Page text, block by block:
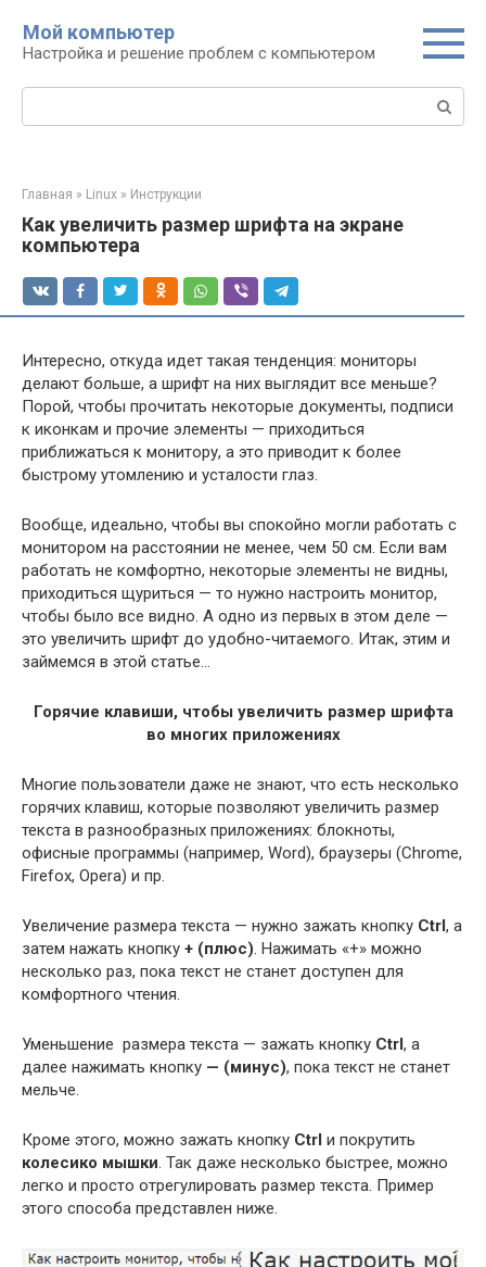
контенту
Мой компьютер
Настройка и решение проблем с компьютером
Поиск:
Главная » Linux » Инструкции
Как увеличить размер шрифта на экране
компьютера
Интересно, откуда идет такая тенденция: мониторы
делают больше, а шрифт на них выглядит все меньше?
Порой, чтобы прочитать некоторые документы, подписи
к иконкам и прочие элементы — приходиться
приближаться к монитору, а это приводит к более
быстрому утомлению и усталости глаз.
Вообще, идеально, чтобы вы спокойно могли работать с
монитором на расстоянии не менее, чем 50 см. Если вам
работать не комфортно, некоторые элементы не видны,
приходиться щуриться — то нужно настроить монитор,
чтобы было все видно. А одно из первых в этом деле —
это увеличить шрифт до удобно-читаемого. Итак, этим и
займемся в этой статье…
Горячие клавиши, чтобы увеличить размер шрифта
во многих приложениях
Многие пользователи даже не знают, что есть несколько
горячих клавиш, которые позволяют увеличить размер
текста в разнообразных приложениях: блокноты,
офисные программы (например, Word), браузеры (Chrome,
Firefox, Opera) и пр.
Увеличение размера текста — нужно зажать кнопку Ctrl, а
затем нажать кнопку + (плюс). Нажимать «+» можно
несколько раз, пока текст не станет доступен для
комфортного чтения.
Уменьшение размера текста — зажать кнопку Ctrl, а
далее нажимать кнопку — (минус), пока текст не станет
мельче.
Кроме этого, можно зажать кнопку Ctrl и покрутить
колесико мышки. Так даже несколько быстрее, можно
легко и просто отрегулировать размер текста. Пример
этого способа представлен ниже.